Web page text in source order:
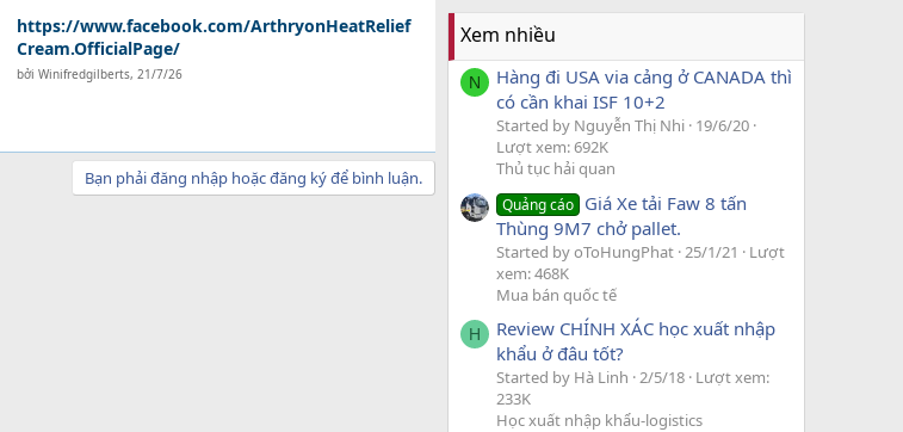
https://www.facebook.com/ArthryonHeatRelief
Cream.OfficialPage/
bởi Winifredgilberts, 21/7/26
Bạn phải đăng nhập hoặc đăng ký để bình luận.
Xem nhiều
N
Hàng đi USA via cảng ở CANADA thì
có cần khai ISF 10+2
Started by Nguyễn Thị Nhi 19/6/20
Lượt xem: 692K
Thủ tục hải quan
Quảng cáo Giá Xe tải Faw 8 tấn
Thùng 9M7 chở pallet.
Started by oToHungPhat 25/1/21
Lượt
xem: 468K
Mua bán quốc tế
H
Review CHÍNH XÁC học xuất nhập
khẩu ở đâu tốt?
Started by Hà Linh 2/5/18 Lượt xem:
233K
Học xuất nhập khẩu-logistics